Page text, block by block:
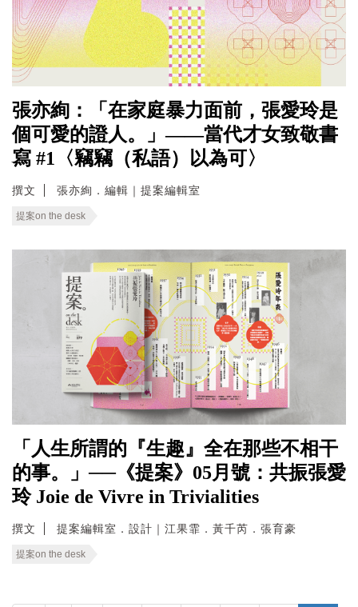
張亦絢：「在家庭暴力面前，張愛玲是
個可愛的證人。」——當代才女致敬書
寫 #1〈竊竊（私語）以為可〉
撰文 張亦絢．編輯｜提案編輯室
提案on the desk
「人生所謂的『生趣』全在那些不相干
的事。」──《提案》05月號：共振張愛
玲 Joie de Vivre in Trivialities
撰文 提案編輯室．設計｜江果霏．黃千芮．張育豪
提案on the desk